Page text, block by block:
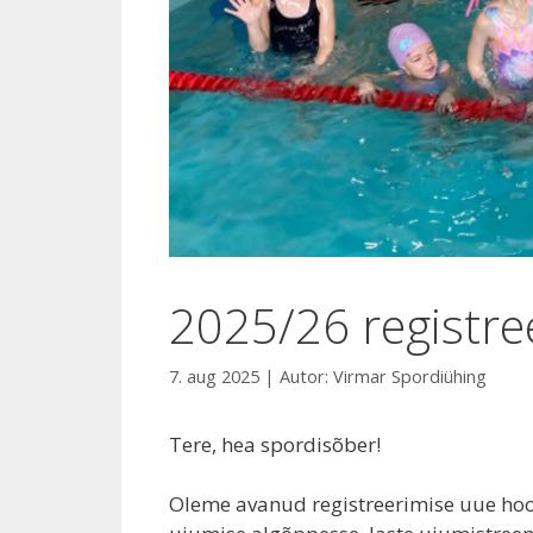
2025/26
7. aug 2025 | Autor: Virmar Spordiühing
Tere, hea spordisõber!
Oleme avanud registreerimise uue